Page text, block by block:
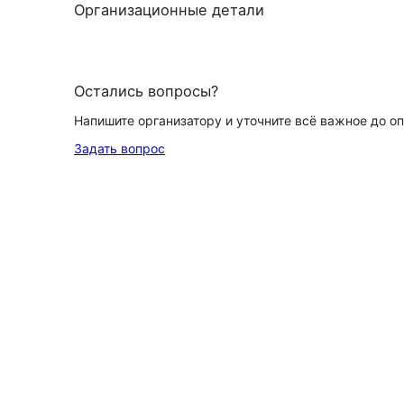
Организационные детали
Остались вопросы?
Напишите организатору и уточните всё важное до
Задать вопрос